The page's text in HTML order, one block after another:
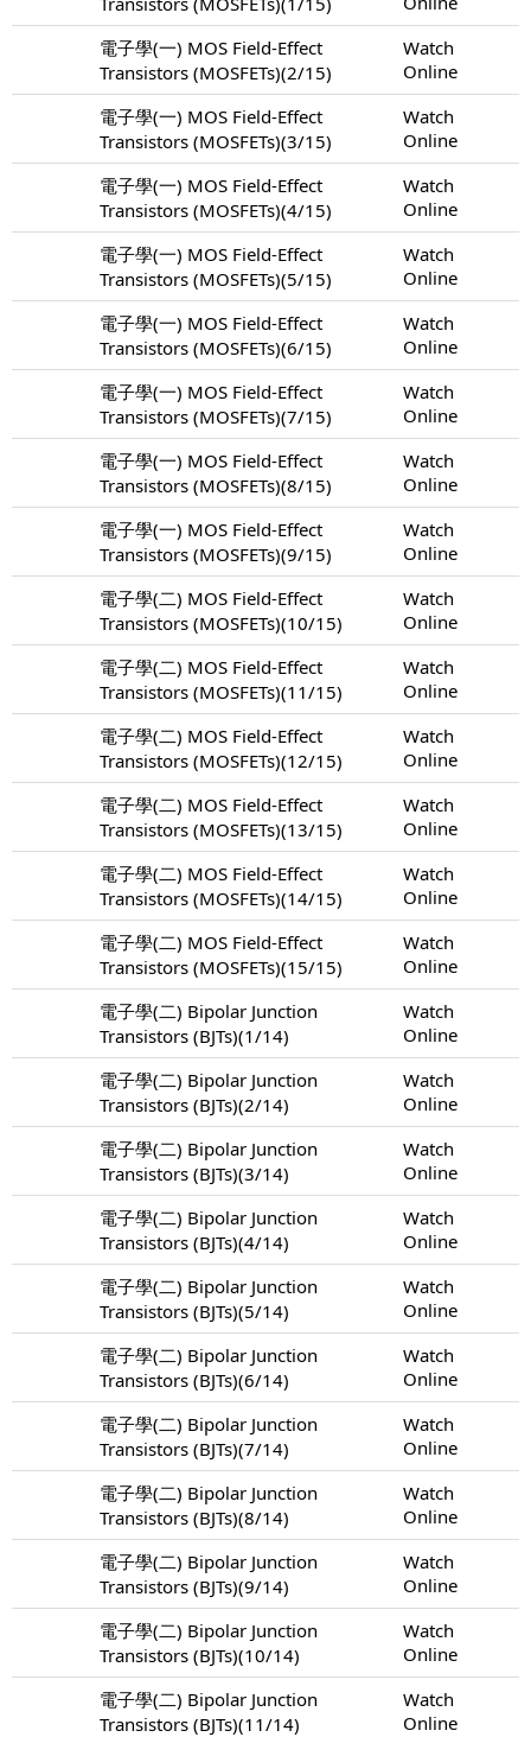
電子學(一) MOS Field-Effect
Transistors (MOSFETs)(2/15)
Watch
Online
電子學(一) MOS Field-Effect
Transistors (MOSFETs)(3/15)
Watch
Online
電子學(一) MOS Field-Effect
Transistors (MOSFETs)(4/15)
Watch
Online
電子學(一) MOS Field-Effect
Transistors (MOSFETs)(5/15)
Watch
Online
電子學(一) MOS Field-Effect
Transistors (MOSFETs)(6/15)
Watch
Online
電子學(一) MOS Field-Effect
Transistors (MOSFETs)(7/15)
Watch
Online
電子學(一) MOS Field-Effect
Transistors (MOSFETs)(8/15)
Watch
Online
電子學(一) MOS Field-Effect
Transistors (MOSFETs)(9/15)
Watch
Online
電子學(二) MOS Field-Effect
Transistors (MOSFETs)(10/15)
Watch
Online
電子學(二) MOS Field-Effect
Transistors (MOSFETs)(11/15)
Watch
Online
電子學(二) MOS Field-Effect
Transistors (MOSFETs)(12/15)
Watch
Online
電子學(二) MOS Field-Effect
Transistors (MOSFETs)(13/15)
Watch
Online
電子學(二) MOS Field-Effect
Transistors (MOSFETs)(14/15)
Watch
Online
電子學(二) MOS Field-Effect
Transistors (MOSFETs)(15/15)
Watch
Online
電子學(二) Bipolar Junction
Transistors (BJTs)(1/14)
Watch
Online
電子學(二) Bipolar Junction
Transistors (BJTs)(2/14)
Watch
Online
電子學(二) Bipolar Junction
Transistors (BJTs)(3/14)
Watch
Online
電子學(二) Bipolar Junction
Transistors (BJTs)(4/14)
Watch
Online
電子學(二) Bipolar Junction
Transistors (BJTs)(5/14)
Watch
Online
電子學(二) Bipolar Junction
Transistors (BJTs)(6/14)
Watch
Online
電子學(二) Bipolar Junction
Transistors (BJTs)(7/14)
Watch
Online
電子學(二) Bipolar Junction
Transistors (BJTs)(8/14)
Watch
Online
電子學(二) Bipolar Junction
Transistors (BJTs)(9/14)
Watch
Online
電子學(二) Bipolar Junction
Transistors (BJTs)(10/14)
Watch
Online
電子學(二) Bipolar Junction
Transistors (BJTs)(11/14)
Watch
Online